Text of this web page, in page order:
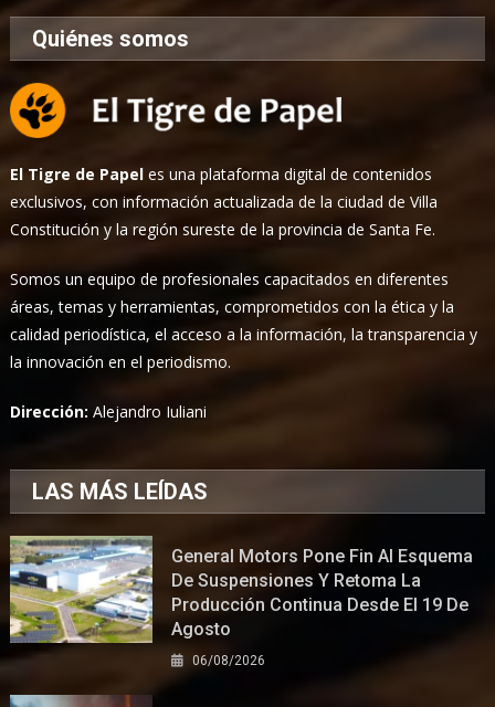
Quiénes somos
El Tigre de Papel es una plataforma digital de contenidos
exclusivos, con información actualizada de la ciudad de Villa
Constitución y la región sureste de la provincia de Santa Fe.
Somos un equipo de profesionales capacitados en diferentes
áreas, temas y herramientas, comprometidos con la ética y la
calidad periodística, el acceso a la información, la transparencia y
la innovación en el periodismo.
Dirección:Alejandro Iuliani
LAS MÁS LEÍDAS
General Motors Pone Fin Al Esquema
De Suspensiones Y Retoma La
Producción Continua Desde El 19 De
Agosto
06/08/2026